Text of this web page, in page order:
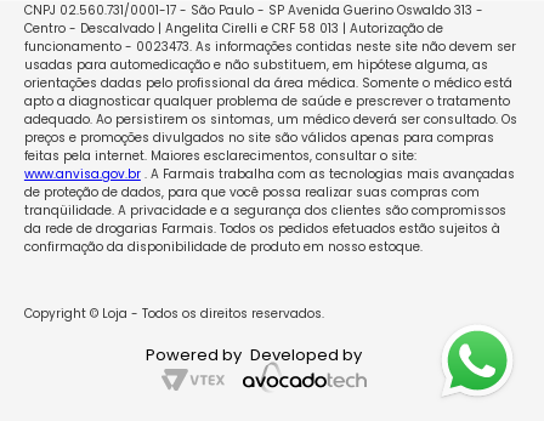
CNPJ 02.560.731/0001-17 - São Paulo - SP Avenida Guerino Oswaldo 313 -
Centro - Descalvado | Angelita Cirelli e CRF 58 013 | Autorização de
funcionamento - 0023473. As informações contidas neste site não devem ser
usadas para automedicação e não substituem, em hipótese alguma, as
orientações dadas pelo profissional da área médica. Somente o médico está
apto a diagnosticar qualquer problema de saúde e prescrever o tratamento
adequado. Ao persistirem os sintomas, um médico deverá ser consultado. Os
preços e promoções divulgados no site são válidos apenas para compras
feitas pela internet. Maiores esclarecimentos, consultar o site:
www.anvisa.gov.br. A Farmais trabalha com as tecnologias mais avançadas
de proteção de dados, para que você possa realizar suas compras com
tranqüilidade. A privacidade e a segurança dos clientes são compromissos
da rede de drogarias Farmais. Todos os pedidos efetuados estão sujeitos à
confirmação da disponibilidade de produto em nosso estoque.
Copyright © Loja - Todos os direitos reservados.
Powered by Developed by